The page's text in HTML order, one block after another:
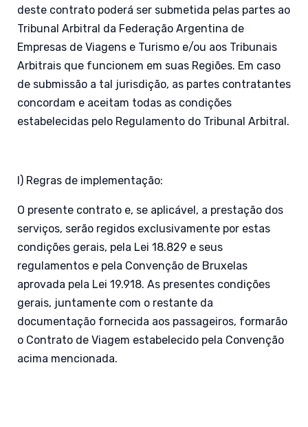
deste contrato poderá ser submetida pelas partes ao
Tribunal Arbitral da Federação Argentina de
Empresas de Viagens e Turismo e/ou aos Tribunais
Arbitrais que funcionem em suas Regiões. Em caso
de submissão a tal jurisdição, as partes contratantes
concordam e aceitam todas as condições
estabelecidas pelo Regulamento do Tribunal Arbitral.
l) Regras de implementação:
O presente contrato e, se aplicável, a prestação dos
serviços, serão regidos exclusivamente por estas
condições gerais, pela Lei 18.829 e seus
regulamentos e pela Convenção de Bruxelas
aprovada pela Lei 19.918. As presentes condições
gerais, juntamente com o restante da
documentação fornecida aos passageiros, formarão
o Contrato de Viagem estabelecido pela Convenção
acima mencionada.